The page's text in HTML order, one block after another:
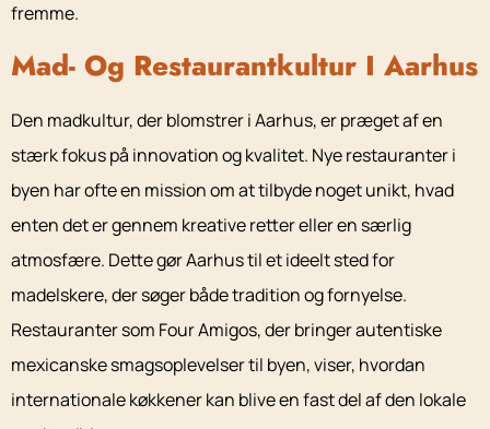
fremme.
Mad- Og Restaurantkultur I Aarhus
Den madkultur, der blomstrer i Aarhus, er præget af en
stærk fokus på innovation og kvalitet. Nye restauranter i
byen har ofte en mission om at tilbyde noget unikt, hvad
enten det er gennem kreative retter eller en særlig
atmosfære. Dette gør Aarhus til et ideelt sted for
madelskere, der søger både tradition og fornyelse.
Restauranter som Four Amigos, der bringer autentiske
mexicanske smagsoplevelser til byen, viser, hvordan
internationale køkkener kan blive en fast del af den lokale